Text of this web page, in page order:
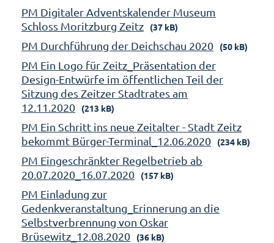
PM Digitaler Adventskalender Museum
Schloss Moritzburg Zeitz
(37 kB)
PM Durchführung der Deichschau 2020 (50 kB)
PM Ein Logo für Zeitz_Präsentation der
Design-Entwürfe im öffentlichen Teil der
Sitzung des Zeitzer Stadtrates am
12.11.2020
(213 kB)
PM Ein Schritt ins neue Zeitalter - Stadt Zeitz
bekommt Bürger-Terminal_12.06.2020
(234 kB)
PM Eingeschränkter Regelbetrieb ab
20.07.2020_16.07.2020
(157 kB)
PM Einladung zur
Gedenkveranstaltung_Erinnerung an die
Selbstverbrennung von Oskar
Brüsewitz_12.08.2020
(36 kB)